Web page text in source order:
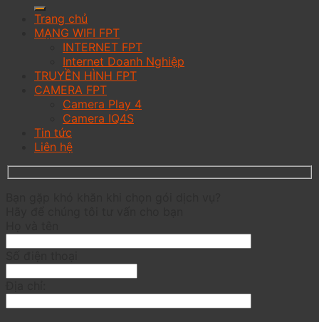
Trang chủ
MẠNG WIFI FPT
INTERNET FPT
Internet Doanh Nghiệp
TRUYỀN HÌNH FPT
CAMERA FPT
Camera Play 4
Camera IQ4S
Tin tức
Liên hệ